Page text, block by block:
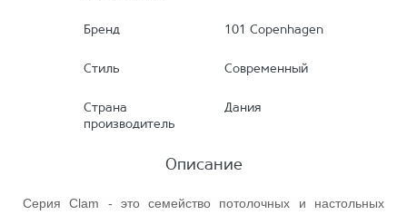
Бренд 101 Copenhagen
Стиль Современный
Страна
производитель
Дания
Описание
Серия Clam - это семейство потолочных и настольных